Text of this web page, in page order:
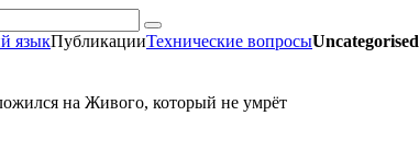
языкПубликацииТехнические вопросыUncategorised